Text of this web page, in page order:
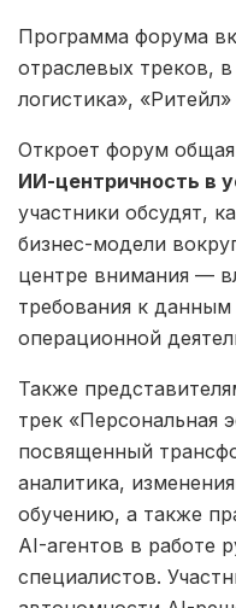
Программа форума
отраслевых треков,
логистика»,
Откроет форум общая
ИИ-центричность в
участники обсудят,
бизнес-модели
центре внимания —
требования к
операционной
Также
трек «Персональная
посвященный
аналитика,
обучению, а также
AI-агентов в работе
специалистов.